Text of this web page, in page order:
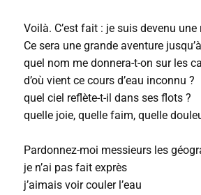
Voilà. C’est fait : je suis devenu une
Ce sera une grande aventure
quel nom me donnera-t-on sur les
d’où vient ce cours d’eau inconnu ?
quel ciel reflète-t-il dans ses flots ?
quelle joie, quelle faim, quelle
Pardonnez-moi messieurs les
je n’ai pas fait exprès
j’aimais voir couler l’eau